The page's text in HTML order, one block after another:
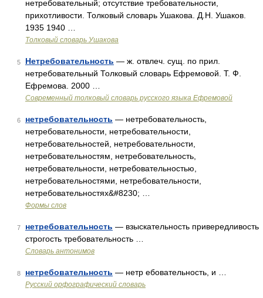
нетребовательный; отсутствие требовательности,
прихотливости. Толковый словарь Ушакова. Д.Н. Ушаков.
1935 1940 …
Толковый словарь Ушакова
5 Нетребовательность — ж. отвлеч. сущ. по прил.
нетребовательный Толковый словарь Ефремовой. Т. Ф.
Ефремова. 2000 …
Современный толковый словарь русского языка Ефремовой
6 нетребовательность — нетребовательность,
нетребовательности, нетребовательности,
нетребовательностей, нетребовательности,
нетребовательностям, нетребовательность,
нетребовательности, нетребовательностью,
нетребовательностями, нетребовательности,
нетребовательностях&#8230; …
Формы слов
7 нетребовательность — взыскательность привередливость
строгость требовательность …
Словарь антонимов
8 нетребовательность — нетр ебовательность, и …
Русский орфографический словарь